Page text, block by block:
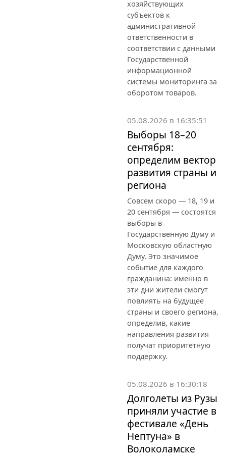
хозяйствующих
субъектов к
административной
ответственности в
соответствии с данными
Государственной
информационной
системы мониторинга за
оборотом товаров.
05.08.2026 в 16:35:51
Выборы 18–20
сентября:
определим вектор
развития страны и
региона
Совсем скоро — 18, 19 и
20 сентября — состоятся
выборы в
Государственную Думу и
Московскую областную
Думу. Это значимое
событие для каждого
гражданина: именно в
эти дни жители смогут
повлиять на будущее
страны и своего региона,
определив, какие
направления развития
получат приоритетную
поддержку.
05.08.2026 в 16:30:18
Долголеты из Рузы
приняли участие в
фестивале «День
Нептуна» в
Волоколамске